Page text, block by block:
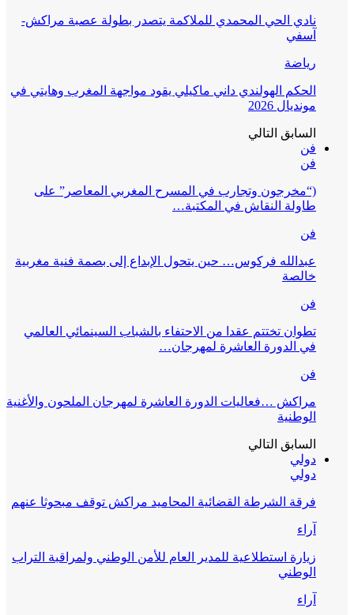
نادي الحي المحمدي للملاكمة يتصدر بطولة عصبة مراكش-
آسفي
رياضة
الحكم الهولندي داني ماكيلي يقود مواجهة المغرب وهايتي في
مونديال 2026
السابق التالي
فن
فن
(“مخرجون وتجارب في المسرح المغربي المعاصر” على
طاولة النقاش في المكتبة…
فن
عبدالله فركوس… حين يتحول الإبداع إلى بصمة فنية مغربية
خالصة
فن
تطوان تختتم عقدا من الاحتفاء بالشباب السينمائي العالمي
في الدورة العاشرة لمهرجان…
فن
مراكش …فعاليات الدورة العاشرة لمهرجان الملحون والأغنية
الوطنية
السابق التالي
دولي
دولي
فرقة الشرطة القضائية المحاميد مراكش توقف مبحوثا عنهم
آراء
زيارة استطلاعية للمدير العام للأمن الوطني ولمراقبة التراب
الوطني
آراء